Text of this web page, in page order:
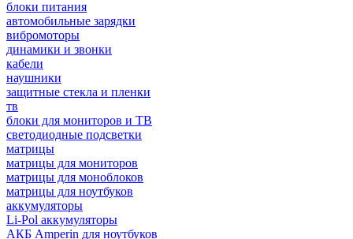
блоки питания
автомобильные зарядки
вибромоторы
динамики и звонки
кабели
наушники
защитные стекла и пленки
тв
блоки для мониторов и ТВ
светодиодные подсветки
матрицы
матрицы для мониторов
матрицы для моноблоков
матрицы для ноутбуков
аккумуляторы
Li-Pol аккумуляторы
АКБ Amperin для ноутбуков